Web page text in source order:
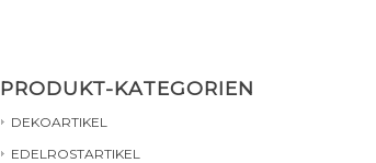
PRODUKT-KATEGORIEN
DEKOARTIKEL
EDELROSTARTIKEL